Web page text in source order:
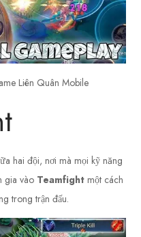
Liên Quân Mobile
hai đội, nơi mà mọi kỹ năng
gia vào Teamfight một cách
trong trận đấu.